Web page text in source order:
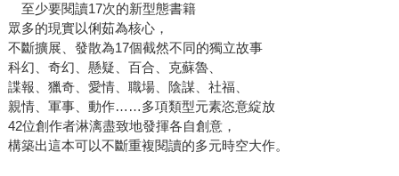
至少要閱讀17次的新型態書籍
眾多的現實以俐茹為核心，
不斷擴展、發散為17個截然不同的獨立故事
科幻、奇幻、懸疑、百合、克蘇魯、
諜報、獵奇、愛情、職場、陰謀、社福、
親情、軍事、動作……多項類型元素恣意綻放
42位創作者淋漓盡致地發揮各自創意，
構築出這本可以不斷重複閱讀的多元時空大作。